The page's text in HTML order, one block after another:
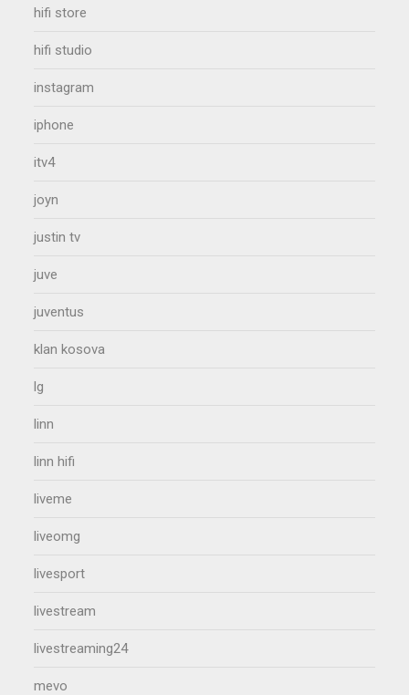
hifi store
hifi studio
instagram
iphone
itv4
joyn
justin tv
juve
juventus
klan kosova
lg
linn
linn hifi
liveme
liveomg
livesport
livestream
livestreaming24
mevo